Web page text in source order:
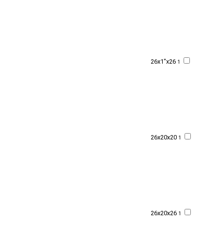
26x1"x26 1
26x20x20 1
26x20x26 1